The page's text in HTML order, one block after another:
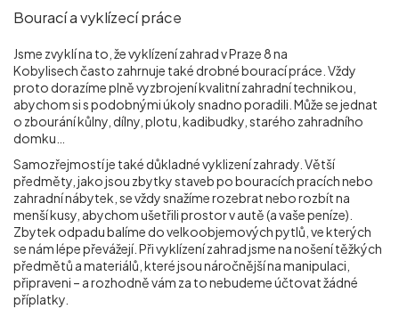
Bourací a vyklízecí práce
Jsme zvyklí na to, že vyklízení zahrad v Praze 8 na
Kobylisechčasto zahrnuje také drobné bourací práce. Vždy
proto dorazíme plně vyzbrojení kvalitní zahradní technikou,
abychom si s podobnými úkoly snadno poradili. Může se jednat
o zbourání kůlny, dílny, plotu, kadibudky, starého zahradního
domku…
Samozřejmostí je také důkladné vyklizení zahrady. Větší
předměty, jako jsou zbytky staveb po bouracích pracích nebo
zahradní nábytek, se vždy snažíme rozebrat nebo rozbít na
menší kusy, abychom ušetřili prostor v autě (a vaše peníze).
Zbytek odpadu balíme do velkoobjemových pytlů, ve kterých
se nám lépe převážejí. Při vyklízení zahrad jsme na nošení těžkých
předmětů a materiálů, které jsou náročnější na manipulaci,
připraveni – a rozhodně vám za to nebudeme účtovat žádné
příplatky.